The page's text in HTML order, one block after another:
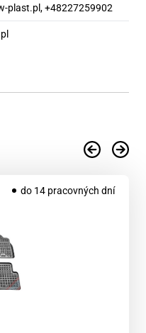
plast.pl, +48227259902
do 14 pracovných dní